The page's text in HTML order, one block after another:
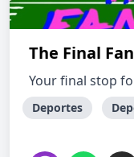
The Final
Your final stop
Deportes